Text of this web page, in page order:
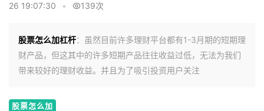
26 19:07:30
• 139次
股票怎么加杠杆：虽然目前许多理财平台都有1-3月期的短期理
财产品，但这其中的许多短期产品往往收益过低，无法为我们
带来较好的理财收益。并且为了吸引投资用户关注
股票怎么加